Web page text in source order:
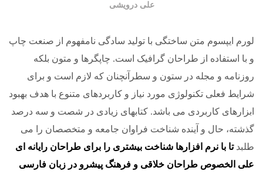
علی درویشی
لورم ایپسوم متن ساختگی با تولید سادگی نامفهوم از صنعت چاپ
و با استفاده از طراحان گرافیک است. چاپگرها و متون بلکه
روزنامه و مجله در ستون و سطرآنچنان که لازم است و برای
شرایط فعلی تکنولوژی مورد نیاز و کاربردهای متنوع با هدف بهبود
ابزارهای کاربردی می باشد. کتابهای زیادی در شصت و سه درصد
گذشته، حال و آینده شناخت فراوان جامعه و متخصصان را می
طلبد تا با نرم افزارها شناخت بیشتری را برای طراحان رایانه ای
علی الخصوص طراحان خلاقی و فرهنگ پیشرو در زبان فارسی